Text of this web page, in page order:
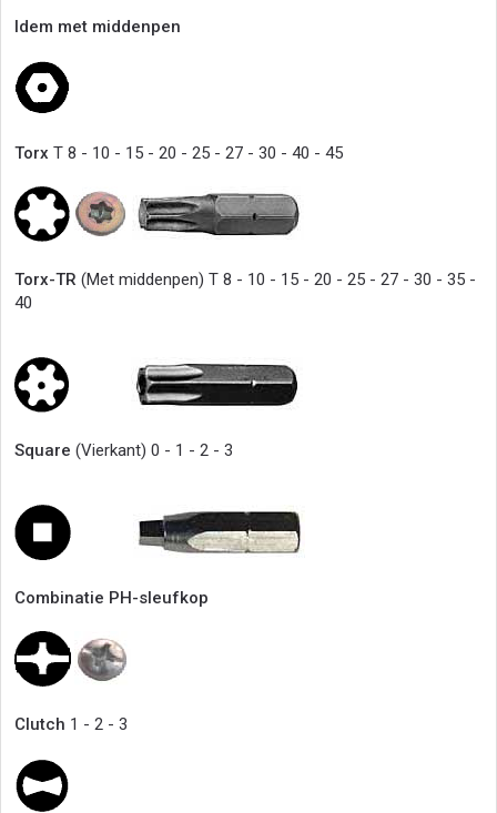
Idem met middenpen
Torx T 8 - 10 - 15 - 20 - 25 - 27 - 30 - 40 - 45
Torx-TR (Met middenpen) T 8 - 10 - 15 - 20 - 25 - 27 - 30 - 35 -
40
Square (Vierkant) 0 - 1 - 2 - 3
Combinatie PH-sleufkop
Clutch 1 - 2 - 3